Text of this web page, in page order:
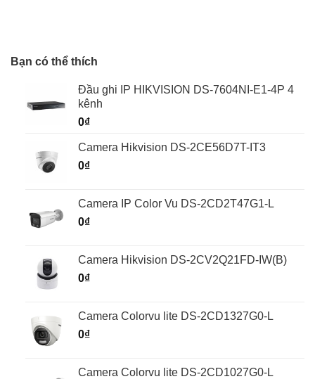
Bạn có thể thích
Đầu ghi IP HIKVISION DS-7604NI-E1-4P 4
kênh
0₫
Camera Hikvision DS-2CE56D7T-IT3
0₫
Camera IP Color Vu DS-2CD2T47G1-L
0₫
Camera Hikvision DS-2CV2Q21FD-IW(B)
0₫
Camera Colorvu lite DS-2CD1327G0-L
0₫
Camera Colorvu lite DS-2CD1027G0-L